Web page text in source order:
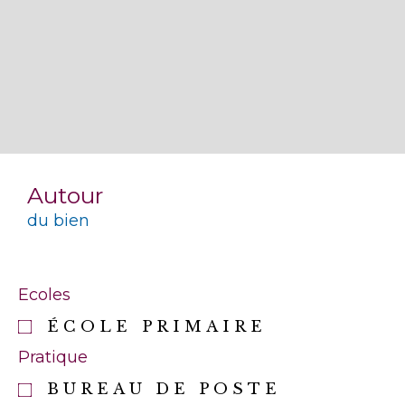
Autour
du bien
Ecoles
ÉCOLE PRIMAIRE
Pratique
BUREAU DE POSTE